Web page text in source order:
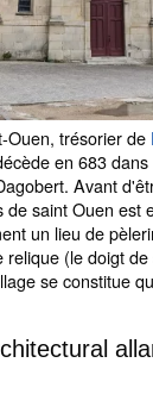
Ouen, trésorier de
en 683
Avant
saint Ouen est
un lieu de
(le doigt
se constitue